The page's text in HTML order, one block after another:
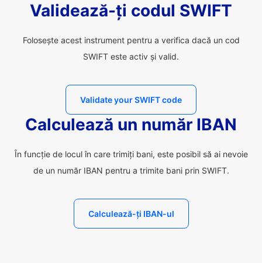
Validează-ți codul SWIFT
Folosește acest instrument pentru a verifica dacă un cod
SWIFT este activ și valid.
Validate your SWIFT code
Calculează un număr IBAN
În funcție de locul în care trimiți bani, este posibil să ai nevoie
de un număr IBAN pentru a trimite bani prin SWIFT.
Calculează-ți IBAN-ul